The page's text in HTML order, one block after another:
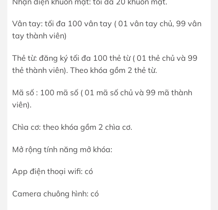
Vân tay: tối đa 100 vân tay ( 01 vân tay chủ, 99 vân
tay thành viên)
Thẻ từ: đăng ký tối đa 100 thẻ từ ( 01 thẻ chủ và 99
thẻ thành viên). Theo khóa gồm 2 thẻ từ.
Mã số : 100 mã số ( 01 mã số chủ và 99 mã thành
viên).
Chìa cơ: theo khóa gồm 2 chìa cơ.
Mở rộng tính năng mở khóa:
App điện thoại wifi: có
Camera chuông hình: có